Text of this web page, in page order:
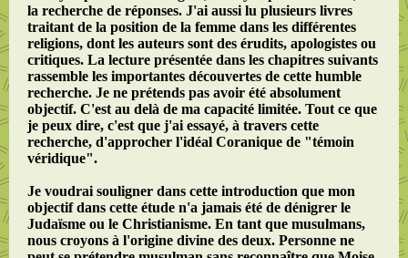
la recherche de réponses. J'ai aussi lu plusieurs livres
traitant de la position de la femme dans les différentes
religions, dont les auteurs sont des érudits, apologistes ou
critiques. La lecture présentée dans les chapitres suivants
rassemble les importantes découvertes de cette humble
recherche. Je ne prétends pas avoir été absolument
objectif. C'est au delà de ma capacité limitée. Tout ce que
je peux dire, c'est que j'ai essayé, à travers cette
recherche, d'approcher l'idéal Coranique de "témoin
véridique".
Je voudrai souligner dans cette introduction que mon
objectif dans cette étude n'a jamais été de dénigrer le
Judaïsme ou le Christianisme. En tant que musulmans,
nous croyons à l'origine divine des deux. Personne ne